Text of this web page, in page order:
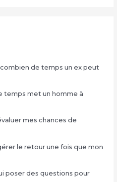
de temps un ex peut
temps met un homme à
mes chances de
le retour une fois que mon
poser des questions pour